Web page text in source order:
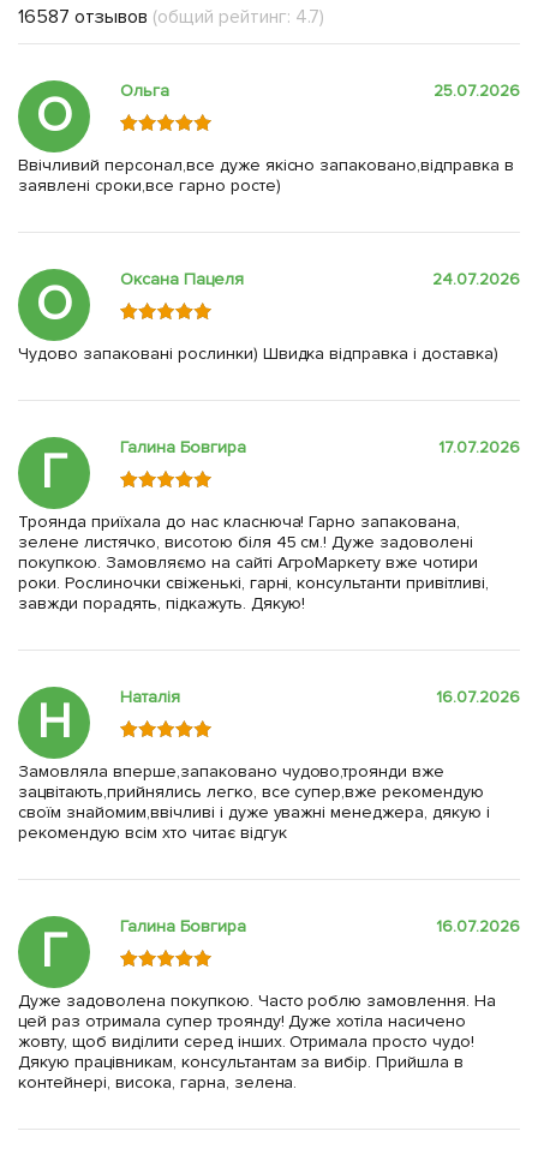
16587 отзывов (общий рейтинг: 4.7)
О Ольга 25.07.2026
Ввічливий персонал,все дуже якісно запаковано,відправка в
заявлені сроки,все гарно росте)
О Оксана Пацеля 24.07.2026
Чудово запаковані рослинки) Швидка відправка і доставка)
Г Галина Бовгира 17.07.2026
Троянда приїхала до нас класнюча! Гарно запакована,
зелене листячко, висотою біля 45 см.! Дуже задоволені
покупкою. Замовляємо на сайті АгроМаркету вже чотири
роки. Рослиночки свіженькі, гарні, консультанти привітливі,
завжди порадять, підкажуть. Дякую!
Н Наталія 16.07.2026
Замовляла вперше,запаковано чудово,троянди вже
зацвітають,прийнялись легко, все супер,вже рекомендую
своїм знайомим,ввічливі і дуже уважні менеджера, дякую і
рекомендую всім хто читає відгук
Г Галина Бовгира 16.07.2026
Дуже задоволена покупкою. Часто роблю замовлення. На
цей раз отримала супер троянду! Дуже хотіла насичено
жовту, щоб виділити серед інших. Отримала просто чудо!
Дякую працівникам, консультантам за вибір. Прийшла в
контейнері, висока, гарна, зелена.